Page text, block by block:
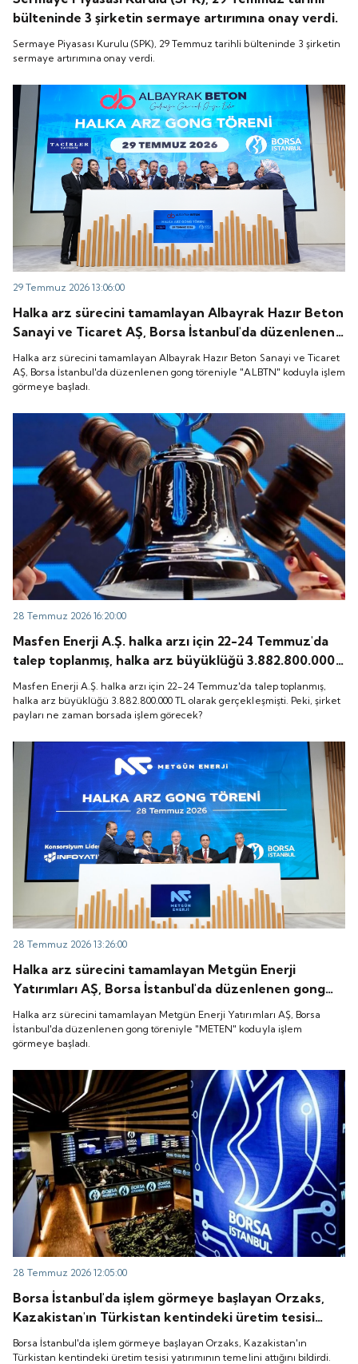
bülteninde 3 şirketin sermaye artırımına onay verdi.
Sermaye Piyasası Kurulu (SPK), 29 Temmuz tarihli bülteninde 3 şirketin
sermaye artırımına onay verdi.
29 Temmuz 2026 13:06:00
Halka arz sürecini tamamlayan Albayrak Hazır Beton
Sanayi ve Ticaret AŞ, Borsa İstanbul'da düzenlenen
gong töreniyle "ALBTN" koduyla işlem görmeye
başladı.
Halka arz sürecini tamamlayan Albayrak Hazır Beton Sanayi ve Ticaret
AŞ, Borsa İstanbul'da düzenlenen gong töreniyle "ALBTN" koduyla işlem
görmeye başladı.
28 Temmuz 2026 16:20:00
Masfen Enerji A.Ş. halka arzı için 22-24 Temmuz'da
talep toplanmış, halka arz büyüklüğü 3.882.800.000
TL olarak gerçekleşmişti. Peki, şirket payları ne
zaman borsada işlem görecek?
Masfen Enerji A.Ş. halka arzı için 22-24 Temmuz'da talep toplanmış,
halka arz büyüklüğü 3.882.800.000 TL olarak gerçekleşmişti. Peki, şirket
payları ne zaman borsada işlem görecek?
28 Temmuz 2026 13:26:00
Halka arz sürecini tamamlayan Metgün Enerji
Yatırımları AŞ, Borsa İstanbul'da düzenlenen gong
töreniyle "METEN" koduyla işlem görmeye başladı.
Halka arz sürecini tamamlayan Metgün Enerji Yatırımları AŞ, Borsa
İstanbul'da düzenlenen gong töreniyle "METEN" koduyla işlem
görmeye başladı.
28 Temmuz 2026 12:05:00
Borsa İstanbul'da işlem görmeye başlayan Orzaks,
Kazakistan'ın Türkistan kentindeki üretim tesisi
yatırımının temelini attığını bildirdi.
Borsa İstanbul'da işlem görmeye başlayan Orzaks, Kazakistan'ın
Türkistan kentindeki üretim tesisi yatırımının temelini attığını bildirdi.